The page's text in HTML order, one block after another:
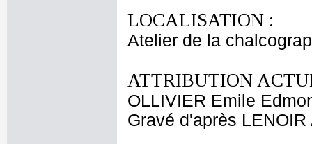
LOCALISATION :
Atelier de la
ATTRIBUTION
OLLIVIER Emile
Gravé d'après